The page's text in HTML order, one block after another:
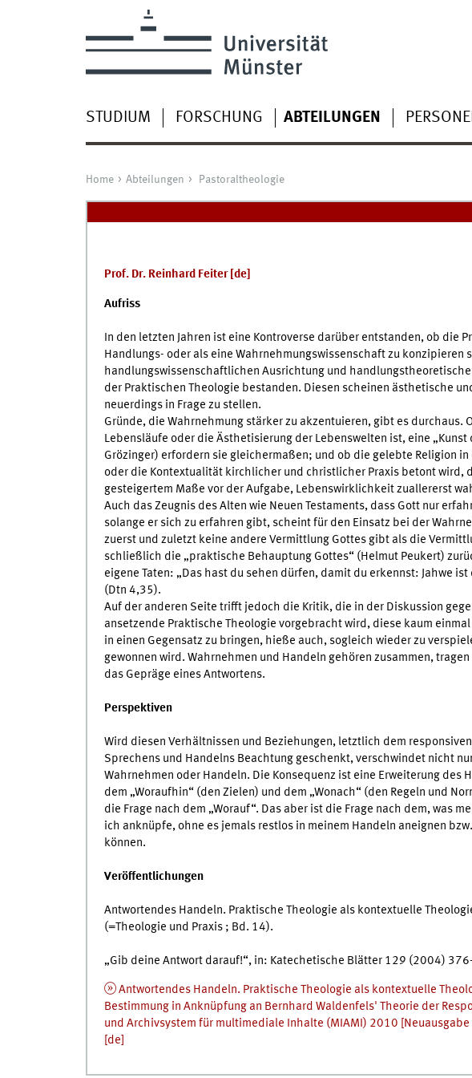
STUDIUM FORSCHUNG ABTEILUNGEN
Home Abteilungen Pastoraltheologie
Prof. Dr. Reinhard Feiter [ de]
Aufriss
In den letzten Jahren ist eine Kontroverse darüber entstanden, ob die
Handlungs- oder als eine Wahrnehmungswissenschaft zu
handlungswissenschaftlichen Ausrichtung und
der Praktischen Theologie bestanden. Diesen scheinen ästhetische
neuerdings in Frage zu stellen.
Gründe, die Wahrnehmung stärker zu akzentuieren, gibt es durchaus.
Lebensläufe oder die Ästhetisierung der Lebenswelten ist, eine
Grözinger) erfordern sie gleichermaßen; und ob die gelebte Religion
oder die Kontextualität kirchlicher und christlicher Praxis betont wird,
gesteigertem Maße vor der Aufgabe, Lebenswirklichkeit zuallererst
Auch das Zeugnis des Alten wie Neuen Testaments, dass Gott nur
solange er sich zu erfahren gibt, scheint für den Einsatz bei der
zuerst und zuletzt keine andere Vermittlung Gottes gibt als die
schließlich die „praktische Behauptung Gottes“ (Helmut Peukert)
eigene Taten: „Das hast du sehen dürfen, damit du erkennst: Jahwe
(Dtn 4,35).
Auf der anderen Seite trifft jedoch die Kritik, die in der Diskussion
ansetzende Praktische Theologie vorgebracht wird, diese kaum
in einen Gegensatz zu bringen, hieße auch, sogleich wieder zu
gewonnen wird. Wahrnehmen und Handeln gehören zusammen,
das Gepräge eines Antwortens.
Perspektiven
Wird diesen Verhältnissen und Beziehungen, letztlich dem
Sprechens und Handelns Beachtung geschenkt, verschwindet nicht
Wahrnehmen oder Handeln. Die Konsequenz ist eine Erweiterung des
dem „Woraufhin“ (den Zielen) und dem „Wonach“ (den Regeln und
die Frage nach dem „Worauf“. Das aber ist die Frage nach dem, was
ich anknüpfe, ohne es jemals restlos in meinem Handeln aneignen
können.
Veröffentlichungen
Antwortendes Handeln. Praktische Theologie als kontextuelle
(=Theologie und Praxis ; Bd. 14).
„Gib deine Antwort darauf!“, in: Katechetische Blätter 129 (2004)
Antwortendes Handeln. Praktische Theologie als kontextuelle
Bestimmung in Anknüpfung an Bernhard Waldenfels' Theorie der
und Archivsystem für multimediale Inhalte (MIAMI) 2010
de